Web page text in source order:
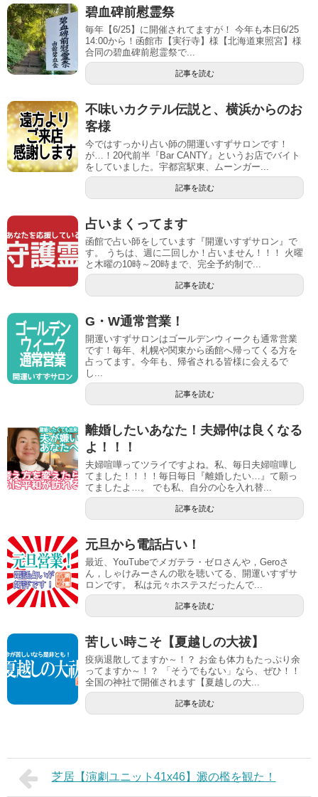
碧血碑前慰霊祭
毎年【6/25】に開催されてますが！ 今年も本日6/25
14:00から！函館市【実行寺】様【北海道東照宮】様
合同の碧血碑前慰霊祭で...
記事を読む
不味いカクテル伝説と、横浜からのお
客様
今ではすっかり占い師の開運いすずサロンです！
が…！20代前半『Bar CANTY』というお店でバイト
をしていました。宇都宮駅東、ムーンガー...
記事を読む
占いまくってます
函館で占い師をしています『開運いすずサロン』で
す。 うちは、週に二回しか！占いません！！！ 火曜
と木曜の10時～20時まで、完全予約制で...
記事を読む
G・W通常営業！
開運いすずサロンはゴールデンウィークも通常営業
です！毎年、札幌や関東から函館へ帰ってくる方を
占ってます。今年も、帰省される皆様に会えるで
し...
記事を読む
離婚したいあなた！夫婦仲は良くなる
よ！！！
夫婦喧嘩ってツライですよね。私、毎日夫婦喧嘩し
てました！！！！毎日毎日『離婚したい…』て願っ
てましたよ…。 でも私、自分の心を入れ替...
記事を読む
元旦から電話占い！
最近、YouTubeでメガテラ・ゼロさんや，Geroさ
ん，しゃけみーさんの歌を聴いてる、開運いすずサ
ロンです。 私は元々ホステスだったんで...
記事を読む
苦しい時こそ【夏越しの大祓】
疫病退散してますか～！？ お金も体力もたっぷり余
ってますか～！？ 「そうでもない」なら、ぜひ！！
全国の神社で開催されます【夏越しの大...
記事を読む
芝居【演劇ユニット41x46】澱の檻を観た！